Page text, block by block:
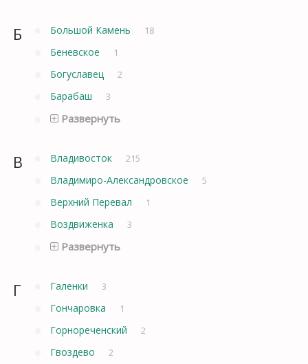
Б Большой Камень 18
Беневское 1
Богуславец 2
Барабаш 3
Развернуть
В Владивосток 215
Владимиро-Александровское 5
Верхний Перевал 1
Воздвиженка 3
Развернуть
Г Галенки 3
Гончаровка 1
Горнореченский 2
Гвоздево 2